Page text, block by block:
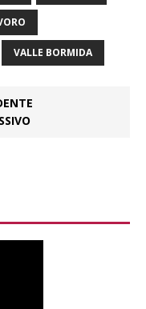
VALLE BORMIDA